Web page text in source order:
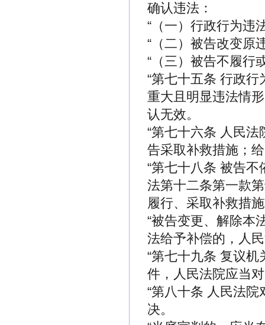
确认违法：
“（一）行政行为违
“（二）被告改变原
“（三）被告不履行
“第七十五条 行政
重大且明显违法情
认无效。
“第七十六条 人民
告采取补救措施；
“第七十八条 被告
法第十二条第一款
履行、采取补救措
“被告变更、解除本
法给予补偿的，人
“第七十九条 复议
件，人民法院应当
“第八十条 人民法
决。